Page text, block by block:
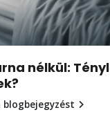
nélkül:
blogbejegyzést